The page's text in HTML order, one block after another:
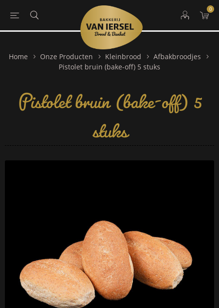
0
Home Onze Producten Kleinbrood
Afbakbroodjes
Pistolet bruin (bake-off) 5 stuks
Pistolet bruin (bake-off) 5
stuks